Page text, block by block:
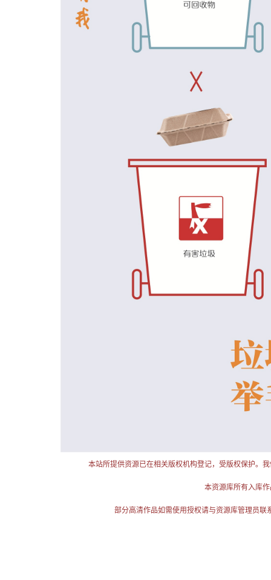
本站所提供资源已在相关版权机构登记，受版权保护。
本资源库所有入库
部分高清作品如需使用授权请与资源库管理员联